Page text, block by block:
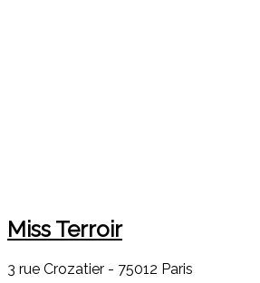
Miss Terroir
3 rue Crozatier - 75012 Paris